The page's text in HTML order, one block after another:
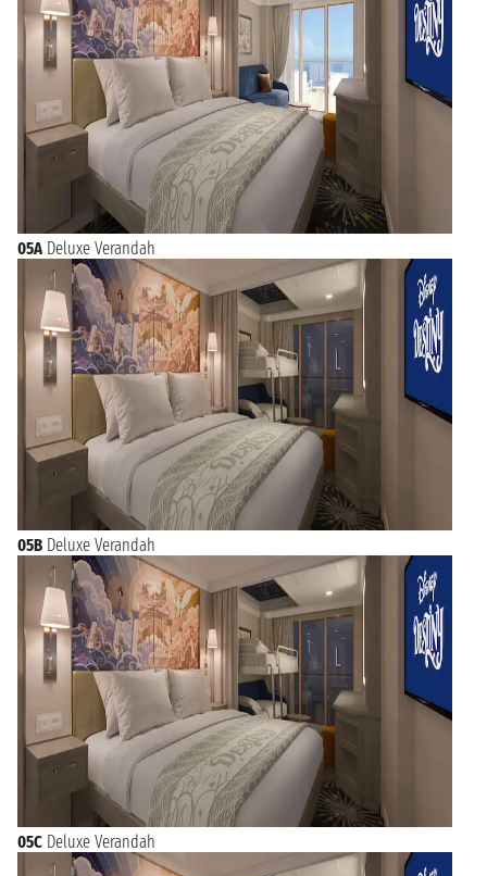
05A Deluxe Verandah
05B Deluxe Verandah
05C Deluxe Verandah